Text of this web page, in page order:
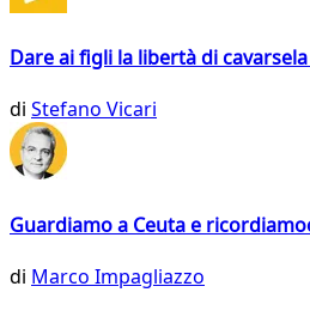
Dare ai figli la libertà di
di Stefano Vicari
Guardiamo a Ceuta e
di Marco Impagliazzo